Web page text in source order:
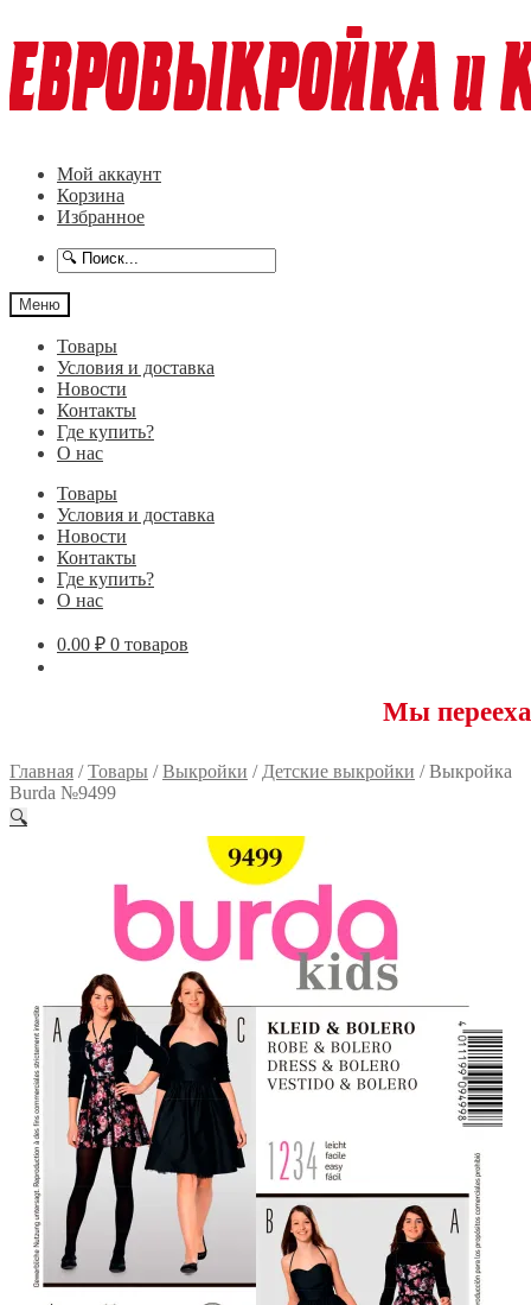
к
навигации
к
содержимому
Мой аккаунт
Корзина
Избранное
Меню
Товары
Условия и доставка
Новости
Контакты
Где купить?
О нас
Товары
Условия и доставка
Новости
Контакты
Где купить?
О нас
0.00 ₽ 0 товаров
Мы переехали!
Главная /Товары /Выкройки / Детские выкройки /Выкройка
Burda №9499
🔍